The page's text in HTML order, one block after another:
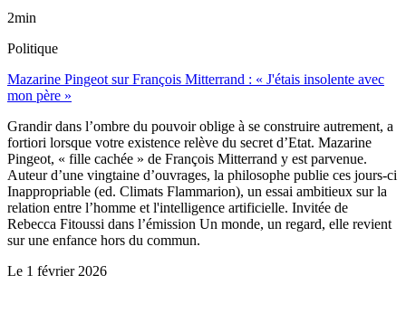
2min
Politique
Mazarine Pingeot sur François Mitterrand : « J'étais insolente avec
mon père »
Grandir dans l’ombre du pouvoir oblige à se construire autrement, a
fortiori lorsque votre existence relève du secret d’Etat. Mazarine
Pingeot, « fille cachée » de François Mitterrand y est parvenue.
Auteur d’une vingtaine d’ouvrages, la philosophe publie ces jours-ci
Inappropriable (ed. Climats Flammarion), un essai ambitieux sur la
relation entre l’homme et l'intelligence artificielle. Invitée de
Rebecca Fitoussi dans l’émission Un monde, un regard, elle revient
sur une enfance hors du commun.
Le 1 février 2026